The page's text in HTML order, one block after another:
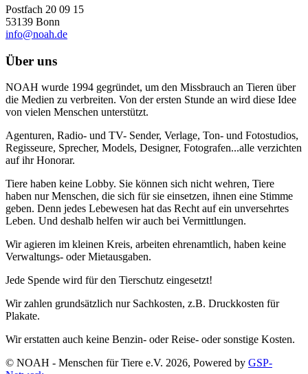
Postfach 20 09 15
53139 Bonn
info@noah.de
Über uns
NOAH wurde 1994 gegründet, um den Missbrauch an Tieren über
die Medien zu verbreiten. Von der ersten Stunde an wird diese Idee
von vielen Menschen unterstützt.
Agenturen, Radio- und TV- Sender, Verlage, Ton- und Fotostudios,
Regisseure, Sprecher, Models, Designer, Fotografen...alle verzichten
auf ihr Honorar.
Tiere haben keine Lobby. Sie können sich nicht wehren, Tiere
haben nur Menschen, die sich für sie einsetzen, ihnen eine Stimme
geben. Denn jedes Lebewesen hat das Recht auf ein unversehrtes
Leben. Und deshalb helfen wir auch bei Vermittlungen.
Wir agieren im kleinen Kreis, arbeiten ehrenamtlich, haben keine
Verwaltungs- oder Mietausgaben.
Jede Spende wird für den Tierschutz eingesetzt!
Wir zahlen grundsätzlich nur Sachkosten, z.B. Druckkosten für
Plakate.
Wir erstatten auch keine Benzin- oder Reise- oder sonstige Kosten.
© NOAH - Menschen für Tiere e.V. 2026, Powered by GSP-